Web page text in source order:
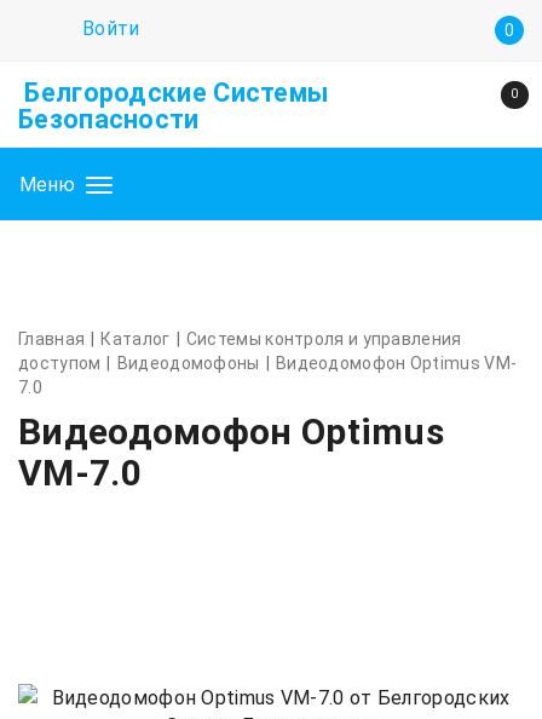
Войти 0
Белгородские Системы
Безопасности
0
Меню
Главная Каталог
Системы контроля и управления
доступом
Видеодомофоны
Видеодомофон Optimus VM-
7.0
Видеодомофон Optimus
VM-7.0